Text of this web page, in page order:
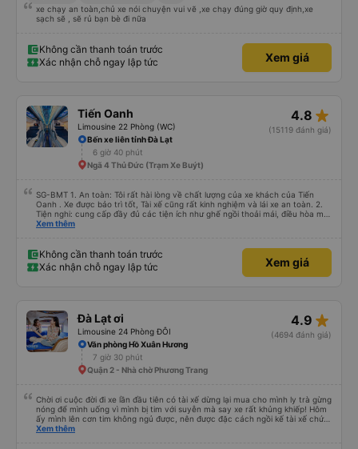
xe chạy an toàn,chủ xe nói chuyện vui vẽ ,xe chạy đúng giờ quy định,xe
sạch sẽ , sẽ rủ bạn bè đi nữa
Không cần thanh toán trước
Xác nhận chỗ ngay lập tức
Xem giá
Tiến Oanh
Limousine 22 Phòng (WC)
4.8 star_rate
(15119 đánh giá)
Bến xe liên tỉnh Đà Lạt
6 giờ 40 phút
Ngã 4 Thủ Đức (Trạm Xe Buýt)
SG-BMT 1. An toàn: Tôi rất hài lòng về chất lượng của xe khách của Tiến
Oanh . Xe được bảo trì tốt, Tài xế cũng rất kinh nghiệm và lái xe an toàn. 2.
Tiện nghi: cung cấp đầy đủ các tiện ích như ghế ngồi thoải mái, điều hòa mát
mẻ, wifi tốc độ cao và cổng sạc điện thoại di động. 3. Thời gian và độ chính
lượng và tiện ích được cung cấp. 5. Thái độ phục vụ: Nhân viên và tài xế rất
nhiệt tình, chu đáo và tôn trọng khách hàng. Tôi cảm thấy rất thoải mái và
hài lòng với các dịch vụ mà họ cung cấp. Dịch vụ của họ đáp ứng đầy đủ
Xem thêm
Không cần thanh toán trước
Xác nhận chỗ ngay lập tức
Xem giá
Đà Lạt ơi
Limousine 24 Phòng ĐÔI
4.9 star_rate
(4694 đánh giá)
Văn phòng Hồ Xuân Hương
7 giờ 30 phút
Quận 2 - Nhà chờ Phương Trang
Chời ơi cuộc đời đi xe lần đầu tiên có tài xế dừng lại mua cho mình ly trà gừng
nóng để mình uống vì mình bị tim với suyễn mà say xe rất khủng khiếp! Hôm
ấy mình lên cơn tim không ngủ được, nên được đặc cách ngồi kế tài xế chứ
ko chắc mình xỉu thiệt. Chú Tánh thì nhường chỗ cho mình ngồi còn anh Khải
Xem thêm